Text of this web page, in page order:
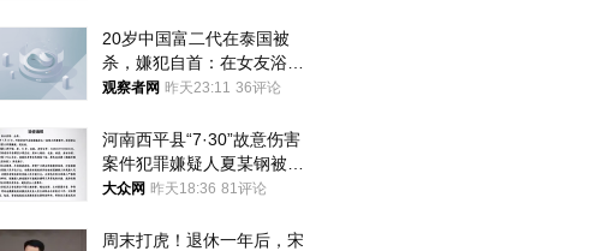
20岁中国富二代在泰国被
杀，嫌犯自首：在女友浴室
看到他
观察者网 昨天23:11 36评论
河南西平县“7·30”故意伤害
案件犯罪嫌疑人夏某钢被抓
获
大众网 昨天18:36 81评论
周末打虎！退休一年后，宋